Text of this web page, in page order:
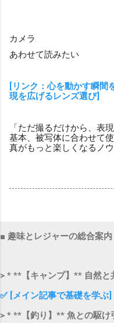
カメラ
あわせて読みたい
[リンク：心を動かす瞬間
現を広げるレンズ選び]
「ただ撮るだけから、表
基本、被写体に合わせて
真がもっと楽しくなるノ
■ 趣味とレジャーの総合案内
> * **【キャンプ】** 自然と
✅ [メイン記事で基礎を学ぶ]
> * **【釣り】** 魚との駆け